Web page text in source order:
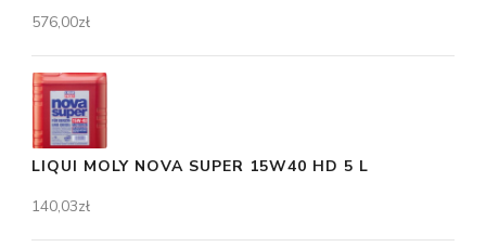
576,00zł
LIQUI MOLY NOVA SUPER 15W40 HD 5 L
140,03zł